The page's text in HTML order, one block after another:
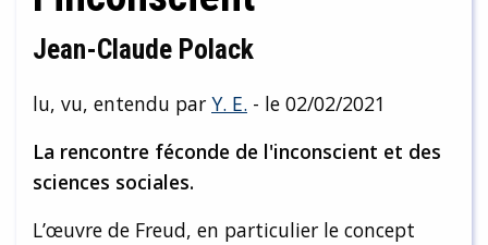
Jean-Claude Polack
lu, vu, entendu par Y. E. - le 02/02/2021
La rencontre féconde de l'inconscient et des
sciences sociales.
L’œuvre de Freud, en particulier le concept